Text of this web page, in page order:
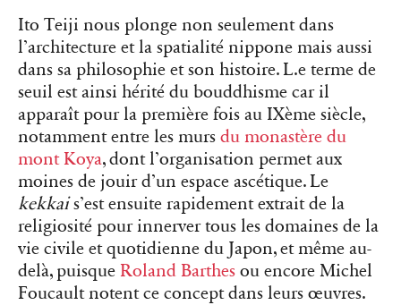
Ito Teiji nous plonge non seulement dans
l’architecture et la spatialité nippone mais aussi
dans sa philosophie et son histoire. L.e terme de
seuil est ainsi hérité du bouddhisme car il
apparaît pour la première fois au IXème siècle,
notamment entre les murs du monastère du
mont Koya, dont l’organisation permet aux
moines de jouir d’un espace ascétique. Le
kekkais’est ensuite rapidement extrait de la
religiosité pour innerver tous les domaines de la
vie civile et quotidienne du Japon, et même au-
delà, puisque Roland Barthes ou encore Michel
Foucault notent ce concept dans leurs œuvres.